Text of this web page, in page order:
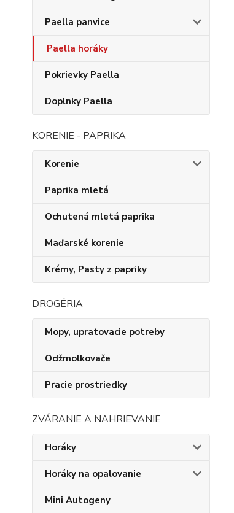
Paella panvice
Paella horáky
Pokrievky Paella
Doplnky Paella
KORENIE - PAPRIKA
Korenie
Paprika mletá
Ochutená mletá paprika
Maďarské korenie
Krémy, Pasty z papriky
DROGÉRIA
Mopy, upratovacie potreby
Odžmolkovače
Pracie prostriedky
ZVÁRANIE A NAHRIEVANIE
Horáky
Horáky na opalovanie
Mini Autogeny